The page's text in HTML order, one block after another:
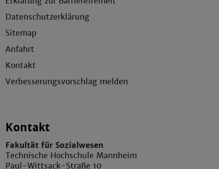
Datenschutzerklärung
Sitemap
Anfahrt
Kontakt
Verbesserungsvorschlag melden
Kontakt
Fakultät für Sozialwesen
Technische Hochschule Mannheim
Paul-Wittsack-Straße 10